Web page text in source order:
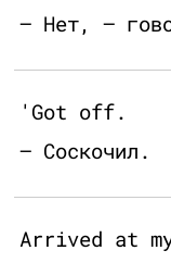
— Нет, —
'Got off.
— Соскочил.
Arrived at